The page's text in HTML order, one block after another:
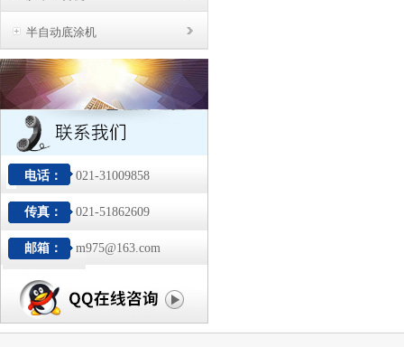
半自动底涂机
电话： 021-31009858
传真： 021-51862609
邮箱： m975@163.com